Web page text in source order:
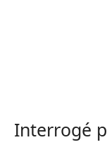
Interrogé